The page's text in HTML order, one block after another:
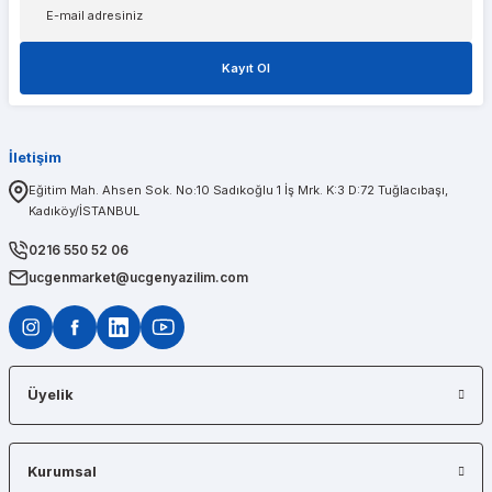
Tolga Koç
Kayıt Ol
İletişim
Eğitim Mah. Ahsen Sok. No:10 Sadıkoğlu 1 İş Mrk. K:3 D:72 Tuğlacıbaşı,
Kadıköy/İSTANBUL
0216 550 52 06
ucgenmarket@ucgenyazilim.com
Üyelik
Kurumsal